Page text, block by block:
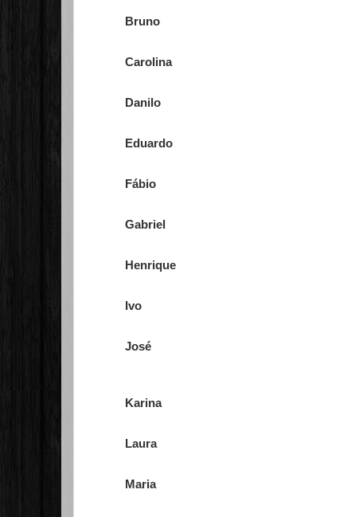
Bruno
Carolina
Danilo
Eduardo
Fábio
Gabriel
Henrique
Ivo
José
Karina
Laura
Maria